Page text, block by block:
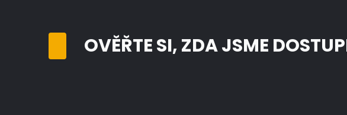
OVĚŘTE SI, ZDA JSME